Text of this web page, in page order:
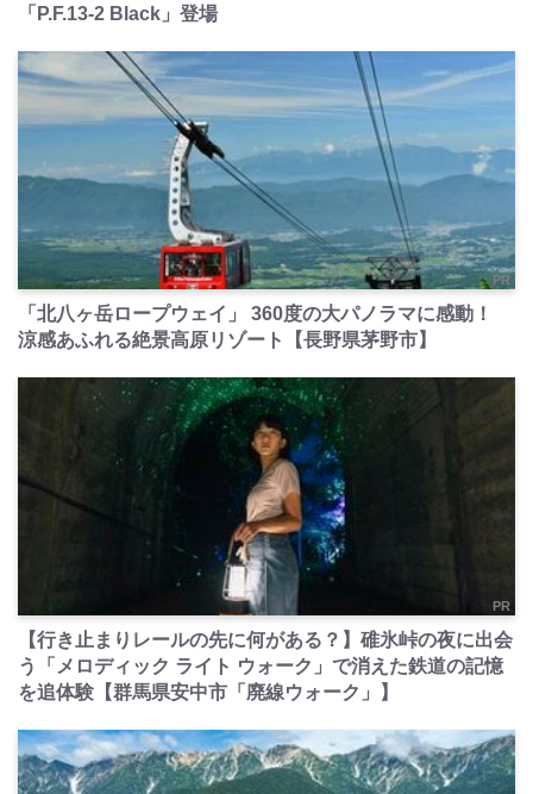
「P.F.13-2 Black」登場
PR
「北八ヶ岳ロープウェイ」 360度の大パノラマに感動！
涼感あふれる絶景高原リゾート【長野県茅野市】
PR
【行き止まりレールの先に何がある？】碓氷峠の夜に出会
う「メロディック ライト ウォーク」で消えた鉄道の記憶
を追体験【群馬県安中市「廃線ウォーク」】